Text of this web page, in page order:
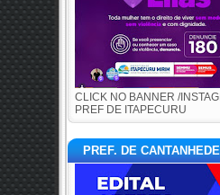
CLICK NO BANNER /
PREF DE ITAPECURU
PREF. DE